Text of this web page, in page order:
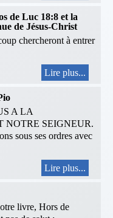
de Luc 18:8 et la
de Jésus-Christ
chercheront à entrer
Lire plus...
A LA
NOTRE SEIGNEUR.
sous ses ordres avec
Lire plus...
livre, Hors de